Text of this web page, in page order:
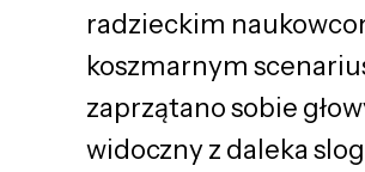
radzieckim
koszmarnym
zaprzątano sobie
widoczny z daleka